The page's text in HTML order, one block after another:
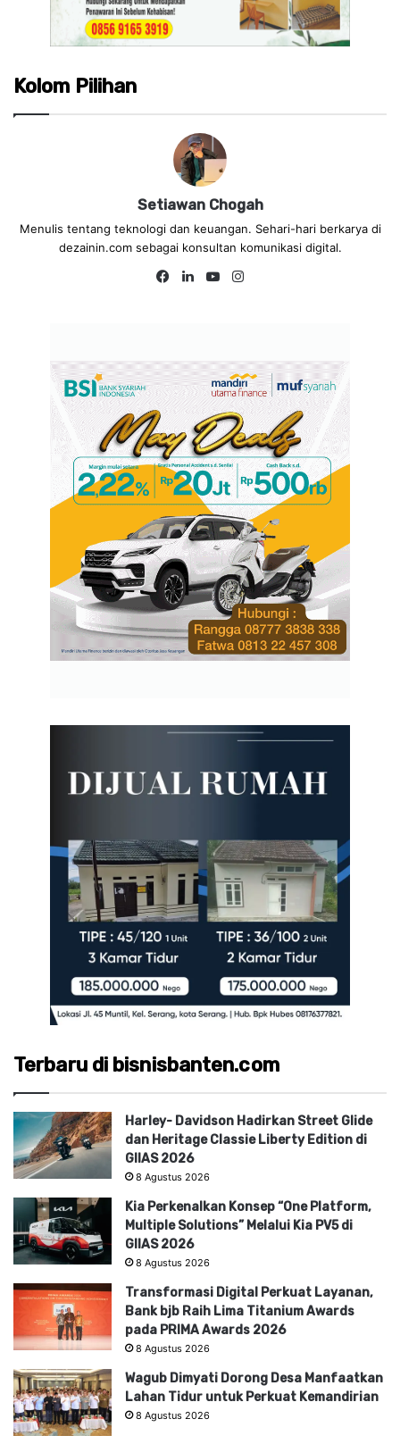
Kolom Pilihan
Setiawan Chogah
Menulis tentang teknologi dan keuangan. Sehari-hari berkarya di
dezainin.com sebagai konsultan komunikasi digital.
Fa
Lin
Yo
Terbaru di bisnisbanten.com
Harley- Davidson Hadirkan Street Glide
dan Heritage Classie Liberty Edition di
GIIAS 2026
8 Agustus 2026
Kia Perkenalkan Konsep “One Platform,
Multiple Solutions” Melalui Kia PV5 di
GIIAS 2026
8 Agustus 2026
Transformasi Digital Perkuat Layanan,
Bank bjb Raih Lima Titanium Awards
pada PRIMA Awards 2026
8 Agustus 2026
Wagub Dimyati Dorong Desa Manfaatkan
Lahan Tidur untuk Perkuat Kemandirian
8 Agustus 2026